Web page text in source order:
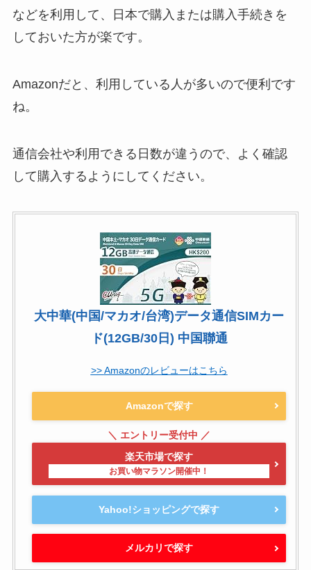
などを利用して、日本で購入または購入手続きを
しておいた方が楽です。
Amazonだと、利用している人が多いので便利です
ね。
通信会社や利用できる日数が違うので、よく確認
して購入するようにしてください。
大中華(中国/マカオ/台湾)データ通信SIMカー
ド(12GB/30日) 中国聯通
Amazon
Amazonで探す
楽天市場で探す
Yahoo!ショッピングで探す
メルカリで探す